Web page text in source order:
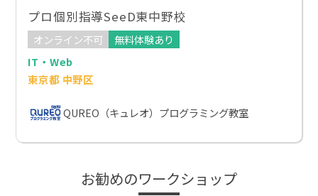
プロ個別指導SeeD東中野校
オンライン不可
無料体験あり
IT・Web
東京都 中野区
QUREO（キュレオ）プログラミング教室
お勧めのワークショップ